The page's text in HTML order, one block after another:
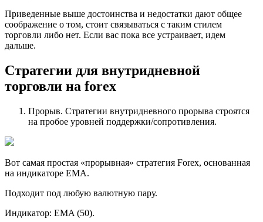
Приведенные выше достоинства и недостатки дают общее
соображение о том, стоит связываться с таким стилем
торговли либо нет. Если вас пока все устраивает, идем
дальше.
Стратегии для внутридневной
торговли на forex
Прорыв. Стратегии внутридневного прорыва строятся
на пробое уровней поддержки/сопротивления.
Вот самая простая «прорывная» стратегия Forex, основанная
на индикаторе EMA.
Подходит под любую валютную пару.
Индикатор: EMA (50).